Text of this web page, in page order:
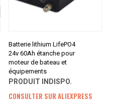
Batterie lithium LifePO4
24v 60Ah étanche pour
moteur de bateau et
équipements
PRODUIT INDISPO.
CONSULTER SUR ALIEXPRESS